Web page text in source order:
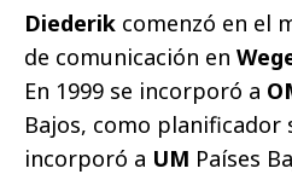
Diederik comenzó en el
de comunicación en
En 1999 se incorporó a
Bajos, como planificador
incorporó a UM Países